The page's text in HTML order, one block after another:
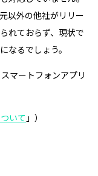
以外の他社がリリー
れておらず、現状で
なるでしょう。
マートフォンアプリ
いて 」）